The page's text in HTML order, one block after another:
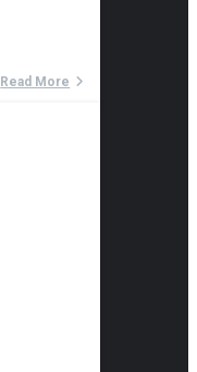
Read More